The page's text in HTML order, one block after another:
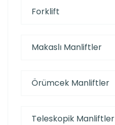
Forklift
Makaslı Manliftler
Örümcek Manliftler
Teleskopik Manliftler